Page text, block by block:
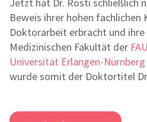
Jetzt hat Dr. Rosti schließlich
Beweis ihrer hohen
Doktorarbeit erbracht und
Medizinischen Fakultät der
Universität Erlangen-Nürnberg
wurde somit der Doktortitel